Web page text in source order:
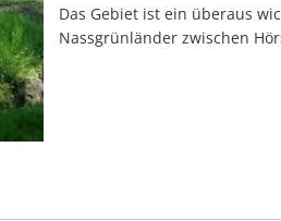
Das Gebiet ist ein überaus
Nassgrünländer zwischen